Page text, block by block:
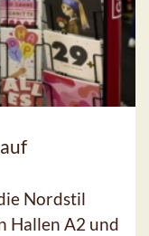
Nordstil
Hallen A2 und